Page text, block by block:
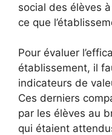
social des élèves
ce que
Pour évaluer
établissement, il
indicateurs de
Ces derniers
par les élèves au
qui étaient